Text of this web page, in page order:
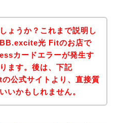
ょうか？これまで説明し
光 Fitのお店で
カードエラーが発生す
ます。後は、下記
公式サイトより、直接質
いかもしれません。